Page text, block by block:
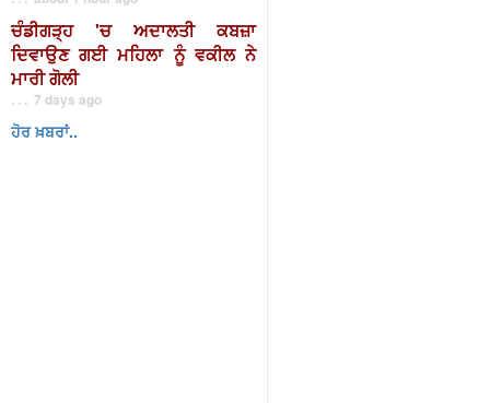
ਚੰਡੀਗੜ੍ਹ 'ਚ ਅਦਾਲਤੀ ਕਬਜ਼ਾ
ਦਿਵਾਉਣ ਗਈ ਮਹਿਲਾ ਨੂੰ ਵਕੀਲ ਨੇ
ਮਾਰੀ ਗੋਲੀ
. . . 7 days ago
ਹੋਰ ਖ਼ਬਰਾਂ..